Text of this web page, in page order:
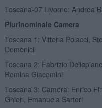
Toscana-07 Livorno: Andrea
Plurinominale Camera
Toscana 1: Vittoria Polacci,
Domenici
Toscana 2: Fabrizio
Romina Giacomini
Toscana 3: Camera: Enrico
Ghiori, Emanuela Sartori